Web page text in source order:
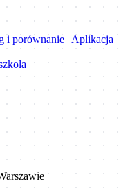
i porównanie | Aplikacja